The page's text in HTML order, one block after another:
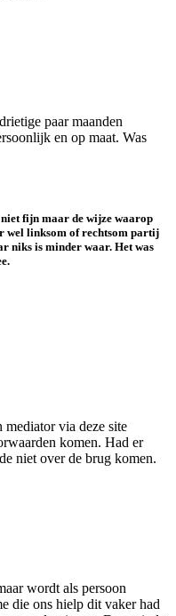
paar maanden
en op maat. Was
fijn maar de wijze waarop
wel linksom of rechtsom partij
niks is minder waar. Het was
via deze site
komen. Had er
niet over de brug komen.
wordt als persoon
die ons hielp dit vaker had